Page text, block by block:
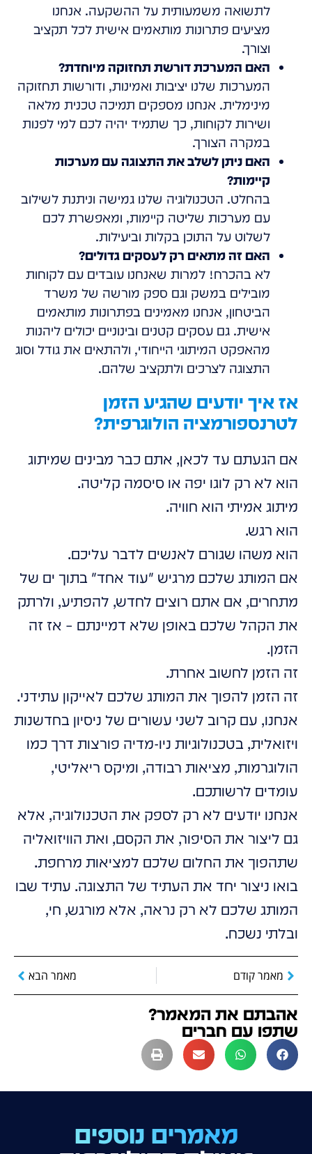
לתשואה משמעותית על ההשקעה. אנחנו
מציעים פתרונות מותאמים אישית לכל תקציב
וצורך.
האם המערכת דורשת תחזוקה מיוחדת?
המערכות שלנו יציבות ואמינות, ודורשות תחזוקה
מינימלית. אנחנו מספקים תמיכה טכנית מלאה
ושירות לקוחות, כך שתמיד יהיה לכם למי לפנות
במקרה הצורך.
האם ניתן לשלב את התצוגה עם מערכות
קיימות?
בהחלט. הטכנולוגיה שלנו גמישה וניתנת לשילוב
עם מערכות שליטה קיימות, ומאפשרת לכם
לשלוט על התוכן בקלות וביעילות.
האם זה מתאים רק לעסקים גדולים?
לא בהכרח! למרות שאנחנו עובדים עם לקוחות
מובילים במשק וגם ספק מורשה של משרד
הביטחון, אנחנו מאמינים בפתרונות מותאמים
אישית. גם עסקים קטנים ובינוניים יכולים ליהנות
מהאפקט המיתוגי הייחודי, ולהתאים את גודל וסוג
התצוגה לצרכים ולתקציב שלהם.
אז איך יודעים שהגיע הזמן
לטרנספורמציה הולוגרפית?
אם הגעתם עד לכאן, אתם כבר מבינים שמיתוג
הוא לא רק לוגו יפה או סיסמה קליטה.
מיתוג אמיתי הוא חוויה.
הוא רגש.
הוא משהו שגורם לאנשים לדבר עליכם.
אם המותג שלכם מרגיש "עוד אחד" בתוך ים של
מתחרים, אם אתם רוצים לחדש, להפתיע, ולרתק
את הקהל שלכם באופן שלא דמיינתם – אז זה
הזמן.
זה הזמן לחשוב אחרת.
זה הזמן להפוך את המותג שלכם לאייקון עתידני.
אנחנו, עם קרוב לשני עשורים של ניסיון בחדשנות
ויזואלית, בטכנולוגיות ניו-מדיה פורצות דרך כמו
הולוגרמות, מציאות רבודה, ומיקס ריאליטי,
עומדים לרשותכם.
אנחנו יודעים לא רק לספק את הטכנולוגיה, אלא
גם ליצור את הסיפור, את הקסם, ואת הוויזואליה
שתהפוך את החלום שלכם למציאות מרחפת.
בואו ניצור יחד את העתיד של התצוגה. עתיד שבו
המותג שלכם לא רק נראה, אלא מורגש, חי,
ובלתי נשכח.
מאמר קודם מאמר הבא
אהבתם את המאמר?
שתפו עם חברים
מאמרים נוספים